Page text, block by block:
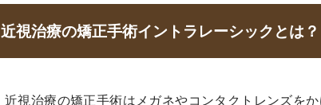
近視治療の矯正手術イントラレーシックとは？
近視治療の矯正手術はメガネやコンタクトレンズを